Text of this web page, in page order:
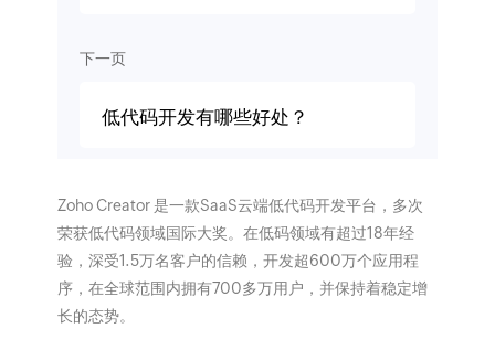
下一页
低代码开发有哪些好处？
Zoho Creator 是一款SaaS云端低代码开发平台，多次
荣获低代码领域国际大奖。在低码领域有超过18年经
验，深受1.5万名客户的信赖，开发超600万个应用程
序，在全球范围内拥有700多万用户，并保持着稳定增
长的态势。